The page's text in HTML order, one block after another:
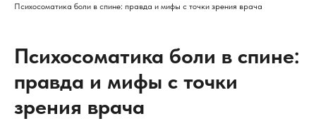
Психосоматика боли в спине: правда и мифы с точки зрения врача
Психосоматика боли в спине:
правда и мифы с точки
зрения врача